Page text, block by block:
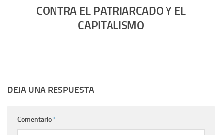
CONTRA EL PATRIARCADO Y EL
CAPITALISMO
DEJA UNA RESPUESTA
Comentario*